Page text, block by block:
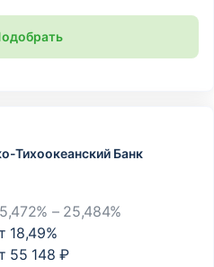
Тихоокеанский Банк
– 25,484%
18,49%
55 148 ₽